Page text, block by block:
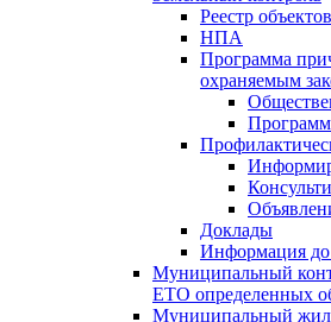
Реестр
НПА
Программа
охраняемым
Доклады
Информация до
Муниципальный
ЕТО определенных
Муниципальный